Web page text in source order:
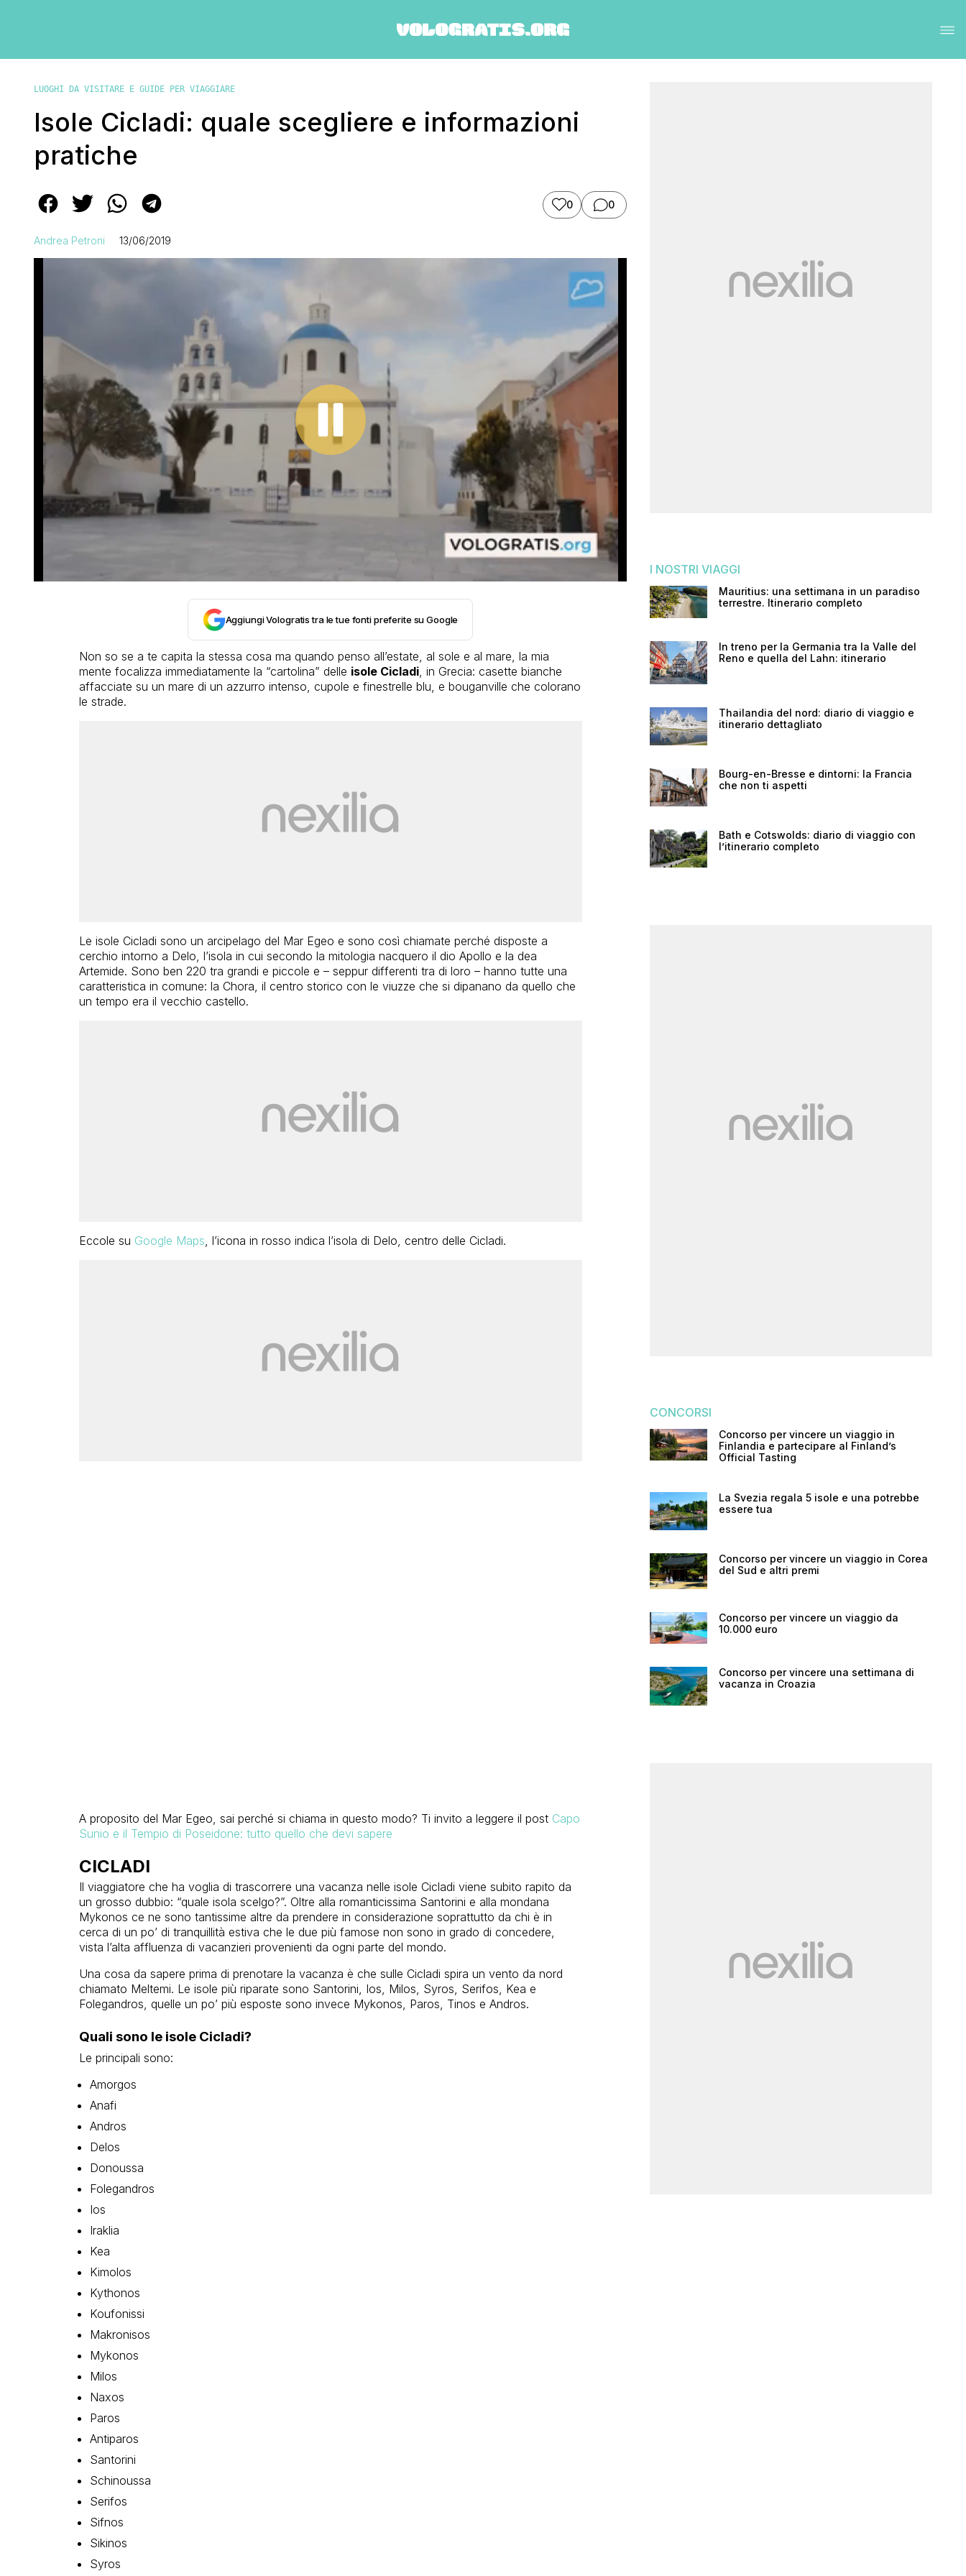
LUOGHI DA VISITARE E GUIDE PER VIAGGIARE
Isole Cicladi: quale scegliere e informazioni
pratiche
0 0
Andrea Petroni 13/06/2019
Aggiungi Vologratis tra le tue fonti preferite su Google
Non so se a te capita la stessa cosa ma quando penso all’estate, al sole e al mare, la mia
mente focalizza immediatamente la “cartolina” delle isole Cicladi, in Grecia: casette bianche
affacciate su un mare di un azzurro intenso, cupole e finestrelle blu, e bouganville che colorano
le strade.
Le isole Cicladi sono un arcipelago del Mar Egeo e sono così chiamate perché disposte a
cerchio intorno a Delo, l’isola in cui secondo la mitologia nacquero il dio Apollo e la dea
Artemide. Sono ben 220 tra grandi e piccole e – seppur differenti tra di loro – hanno tutte una
caratteristica in comune: la Chora, il centro storico con le viuzze che si dipanano da quello che
un tempo era il vecchio castello.
Eccole su Google Maps , l’icona in rosso indica l’isola di Delo, centro delle Cicladi.
A proposito del Mar Egeo, sai perché si chiama in questo modo? Ti invito a leggere il post Capo
Sunio e il Tempio di Poseidone: tutto quello che devi sapere
CICLADI
Il viaggiatore che ha voglia di trascorrere una vacanza nelle isole Cicladi viene subito rapito da
un grosso dubbio: “quale isola scelgo?”. Oltre alla romanticissima Santorini e alla mondana
Mykonos ce ne sono tantissime altre da prendere in considerazione soprattutto da chi è in
cerca di un po’ di tranquillità estiva che le due più famose non sono in grado di concedere,
vista l’alta affluenza di vacanzieri provenienti da ogni parte del mondo.
Una cosa da sapere prima di prenotare la vacanza è che sulle Cicladi spira un vento da nord
chiamato Meltemi. Le isole più riparate sono Santorini, Ios, Milos, Syros, Serifos, Kea e
Folegandros, quelle un po’ più esposte sono invece Mykonos, Paros, Tinos e Andros.
Quali sono le isole Cicladi?
Le principali sono:
Amorgos
Anafi
Andros
Delos
Donoussa
Folegandros
Ios
Iraklia
Kea
Kimolos
Kythonos
Koufonissi
Makronisos
Mykonos
Milos
Naxos
Paros
Antiparos
Santorini
Schinoussa
Serifos
Sifnos
Sikinos
Syros
I NOSTRI VIAGGI
Mauritius: una settimana in un paradiso
terrestre. Itinerario completo
In treno per la Germania tra la Valle del
Reno e quella del Lahn: itinerario
Thailandia del nord: diario di viaggio e
itinerario dettagliato
Bourg-en-Bresse e dintorni: la Francia
che non ti aspetti
Bath e Cotswolds: diario di viaggio con
l’itinerario completo
CONCORSI
Concorso per vincere un viaggio in
Finlandia e partecipare al Finland’s
Official Tasting
La Svezia regala 5 isole e una potrebbe
essere tua
Concorso per vincere un viaggio in Corea
del Sud e altri premi
Concorso per vincere un viaggio da
10.000 euro
Concorso per vincere una settimana di
vacanza in Croazia